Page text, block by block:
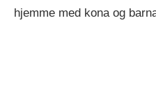
hjemme med kona og